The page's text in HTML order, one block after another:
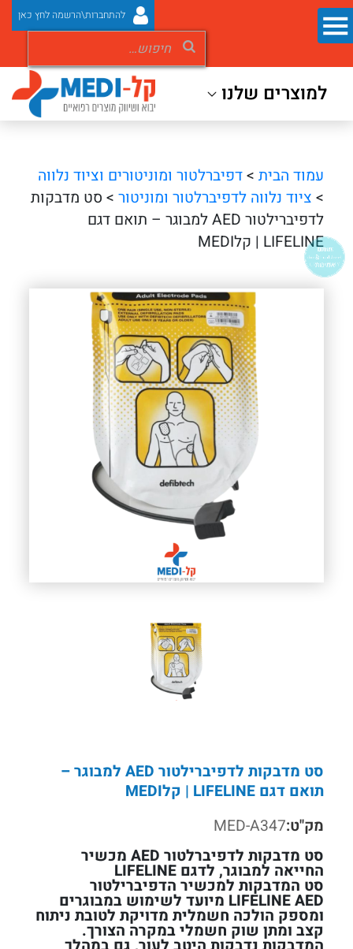
להתחברות\הרשמה לחץ כאן
למוצרים שלנו
עמוד הבית >דפיברלטור ומוניטורים וציוד נלווה
> ציוד נלווה לדפיברלטור ומוניטור > סט מדבקות
לדפיברילטור AED למבוגר – תואם דגם
LIFELINE | קלMEDI
סט מדבקות לדפיברילטור AED למבוגר –
תואם דגם LIFELINE | קלMEDI
מק"ט:MED-A347
סט מדבקות לדפיברלטור AED מכשיר
החייאה למבוגר, לדגם LIFELINE
סט המדבקות למכשיר הדפיברילטור
LIFELINE AED מיועד לשימוש במבוגרים
ומספק הולכה חשמלית מדויקת לטובת ניתוח
קצב ומתן שוק חשמלי במקרה הצורך.